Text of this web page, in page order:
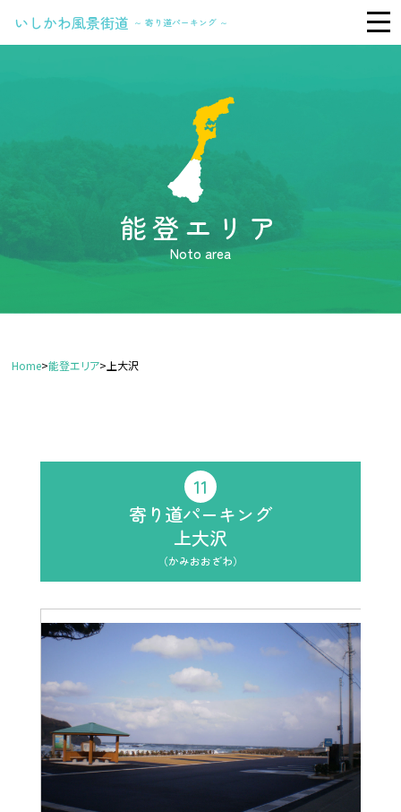
いしかわ風景街道 ～ 寄り道パーキング ～
能 登
加 賀
Foreign Language
能登エリア
Noto area
Home>能登エリア> 上大沢
11
寄り道パーキング
上大沢
（かみおおざわ）